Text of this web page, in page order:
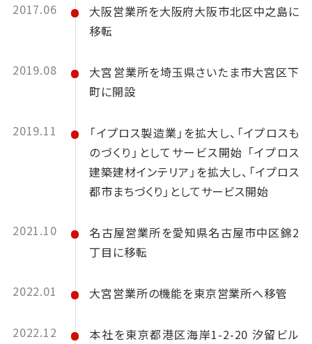
2017.06
大阪営業所を大阪府大阪市北区中之島に
移転
2019.08
大宮営業所を埼玉県さいたま市大宮区下
町に開設
2019.11
「イプロス製造業」を拡大し、「イプロスも
のづくり」としてサービス開始 「イプロス
建築建材インテリア」を拡大し、「イプロス
都市まちづくり」としてサービス開始
2021.10
名古屋営業所を愛知県名古屋市中区錦2
丁目に移転
2022.01 大宮営業所の機能を東京営業所へ移管
2022.12
本社を東京都港区海岸1-2-20 汐留ビル